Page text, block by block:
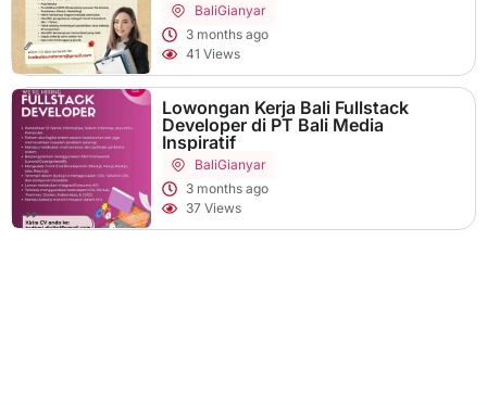
BaliGianyar
3 months ago
41 Views
Lowongan Kerja Bali Fullstack
Developer di PT Bali Media
Inspiratif
BaliGianyar
3 months ago
37 Views